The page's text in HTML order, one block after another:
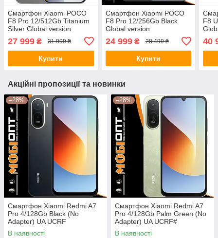
Смартфон Xiaomi POCO
F8 Pro 12/512Gb Titanium
Silver Global version
27 999 ₴ 31 999 ₴
Купити
Смартфон Xiaomi POCO
F8 Pro 12/256Gb Black
Global version
24 999₴ 28 499 ₴
Купити
F8
40
Акційні пропозиції та новинки
–28%
Смартфон Xiaomi Redmi A7
Pro 4/128Gb Black (No
Adapter) UA UCRF
В наявності
–28%
Смартфон Xiaomi Redmi A7
Pro 4/128Gb Palm Green (No
Adapter) UA UCRF#
В наявності